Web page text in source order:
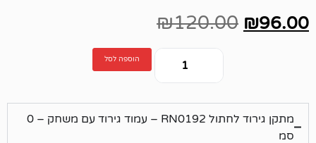
₪120.00
הוספה לסל
מתקן גירוד לחתול RN0192 – עמוד גירוד עם משחק – 0